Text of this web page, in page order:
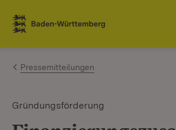
Zum Inhalt springen
Link zur Startseite
Pressemitteilungen
Gründungsförderung